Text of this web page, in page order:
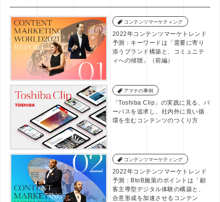
コンテンツマーケティング
2022年コンテンツマーケトレンド
予測：キーワードは「需要に寄り
添うブランド構築と、コミュニテ
ィへの傾聴」（前編）
アマナの事例
「Toshiba Clip」の実践に見る、パ
ーパスを追求し、社内外に良い循
環を生むコンテンツのつくり方
コンテンツマーケティング
2022年コンテンツマーケトレンド
予測：BtoB施策のポイントは「顧
客主導型デジタル体験の構築と、
合意形成を加速させるコンテン